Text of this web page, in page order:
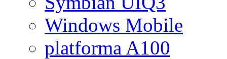
Windows Mobile
platforma A100